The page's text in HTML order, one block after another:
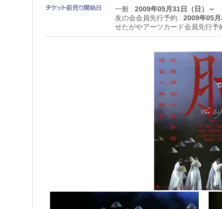
一般 : 2009年05月31日（日）～
友の会会員先行予約 : 2009年05
せたがやアーツカード会員先行